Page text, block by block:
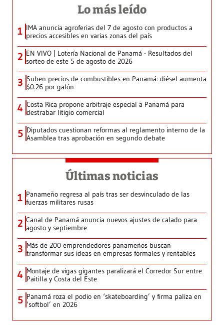
Lo más leído
1 IMA anuncia agroferias del 7 de agosto con productos a
precios accesibles en varias zonas del país
2 EN VIVO | Lotería Nacional de Panamá - Resultados del
sorteo de este 5 de agosto de 2026
3 Suben precios de combustibles en Panamá: diésel aumenta
$0.26 por galón
4 Costa Rica propone arbitraje especial a Panamá para
destrabar litigio comercial
5 Diputados cuestionan reformas al reglamento interno de la
Asamblea tras aprobación en segundo debate
Últimas noticias
1 Panameño regresa al país tras ser desvinculado de las
fuerzas militares rusas
2 Canal de Panamá anuncia nuevos ajustes de calado para
agosto y septiembre
3 Más de 200 emprendedores panameños buscan
transformar sus ideas en empresas formales y rentables
4 Montaje de vigas gigantes paralizará el Corredor Sur entre
Paitilla y Costa del Este
5 Panamá roza el podio en ‘skateboarding’ y firma paliza en
‘softbol’ en 2026